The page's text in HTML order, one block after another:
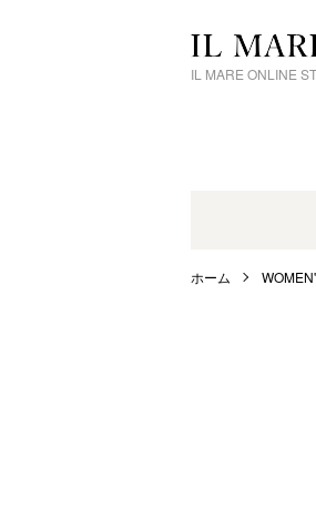
IL MARE ONLINE
ホーム